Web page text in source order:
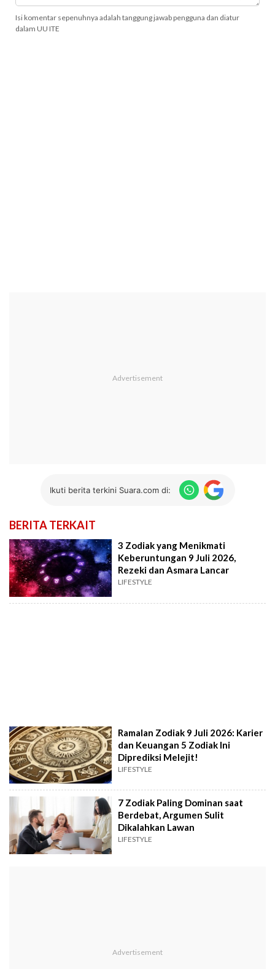
Isi komentar sepenuhnya adalah tanggung jawab pengguna dan diatur
dalam UU ITE
Ikuti berita terkini Suara.com di:
BERITA TERKAIT
3 Zodiak yang Menikmati
Keberuntungan 9 Juli 2026,
Rezeki dan Asmara Lancar
LIFESTYLE
Ramalan Zodiak 9 Juli 2026: Karier
dan Keuangan 5 Zodiak Ini
Diprediksi Melejit!
LIFESTYLE
7 Zodiak Paling Dominan saat
Berdebat, Argumen Sulit
Dikalahkan Lawan
LIFESTYLE